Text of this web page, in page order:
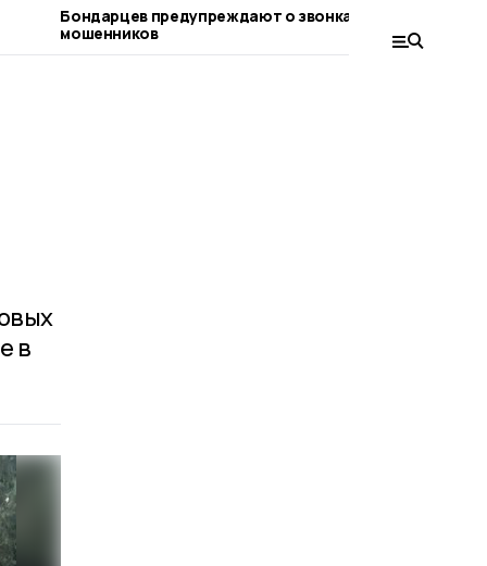
Бондарцев предупреждают о звонках от
мошенников
имеют
в